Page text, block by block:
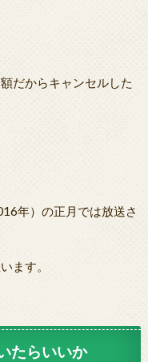
だからキャンセルした
年）の正月では放送さ
ます。
たらいいか